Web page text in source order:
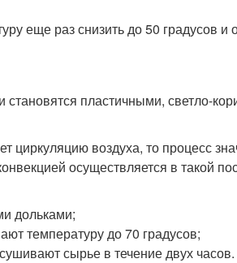
еще раз снизить до 50 градусов и
пластичными, светло-
циркуляцию воздуха, то процесс
осуществляется в такой
дольками;
температуру до 70 градусов;
сырье в течение двух часов.